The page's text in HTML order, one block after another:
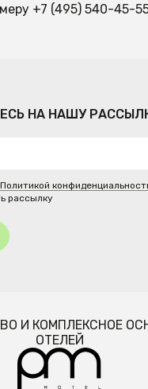
+7 (495) 540-45-
НА НАШУ
Политикой
рассылку
И КОМПЛЕКСНОЕ
ОТЕЛЕЙ